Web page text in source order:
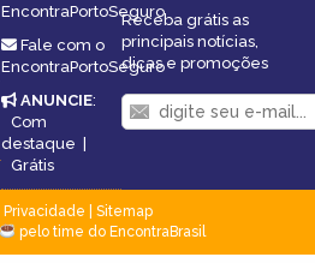
EncontraPortoSeguro
Fale com o
EncontraPortoSeguro
ANUNCIE:
Com
destaque
Grátis
Receba grátis as
principais notícias,
dicas e promoções
Privacidade
Sitemap
pelo time do EncontraBrasil